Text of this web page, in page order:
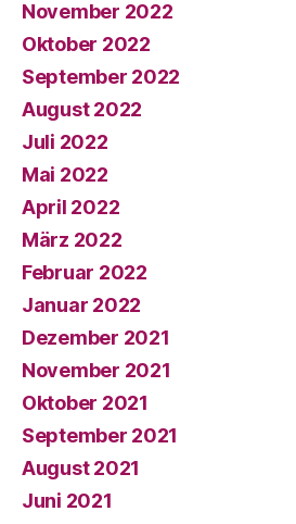
November 2022
Oktober 2022
September 2022
August 2022
Juli 2022
Mai 2022
April 2022
März 2022
Februar 2022
Januar 2022
Dezember 2021
November 2021
Oktober 2021
September 2021
August 2021
Juni 2021